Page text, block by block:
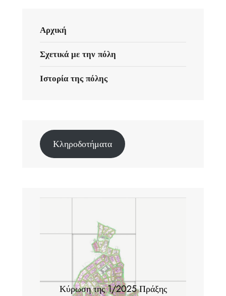
Αρχική
Σχετικά με την πόλη
Ιστορία της πόλης
Κληροδοτήματα
Κύρωση της 1/2025 Πράξης